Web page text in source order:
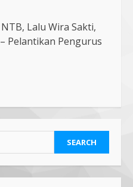
Lalu Wira Sakti,
Pelantikan Pengurus
Nomor Seluler
Biometrik, Efektif?
Bersama Pesantren
Ibu Lombok Barat
AI Ready Asean Bagi
2026
Bersama PGRI Kota
Kelas
Artifisial – AI Goes to